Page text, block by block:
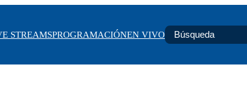
STREAMSPROGRAMACIÓNEN VIVO